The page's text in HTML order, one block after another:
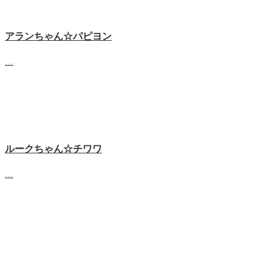
アランちゃん☆パピヨン
ルークちゃん☆チワワ